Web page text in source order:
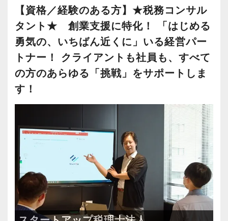
の成⻑を日々実感して頂けると思います。
自分が「将来こうなりたい」「こんな風に成⻑
したい」「こういうサービスを提供したい」と
いう夢を語れる若いパワーのある方を求めてい
ます。
新しい扉を開けるのはとても勇気がいることで
すが、輝ける未来のために一歩を踏み出して一
【現役スタッフの声】
インターンから新卒で入社しました。
インターン時代は「ここまでやるの！？」とい
うくらい実践に近い形の業務を任されて大変な1
年でしたが、だからこそ実力がつき達成感を得
【定期的な班替えや席替えで、より多くのこと
を学べる体制！】
当社ではフリーアドレスと固定席を併用しなが
ら業務を行っています。
そのなかで定期的な席替えやチームの班替えを
実施。得意分野や経験の異なる様々な人と一緒
に仕事を行うことで、より柔軟かつ多彩なノウ
ハウや知識を身に付けられる体制を整えていま
す。
また関西・関東とそれぞれの拠点での交流もあ
り、オンライン・オフラインを問わず気軽に話
し合える社風です。
【各種社会保険完備、ユニークな手当制度あ
り】
度のペースでご訪問することができます。
また、近隣のお客様へも訪問は3カ月に一度にな
っています。
お客様と対面でお話する機会を大事にしたい
方。その上で、効率も重視しながら働きたい方
には最適です！
しかし、今後グループ会社で金融事業（IFA）を
開始する予定のため、当該事業とのシナジーを
高められるよう今後は顧問業務も積極的に増や
す予定です。そのために今回経験者を募集させ
ていただくことに致しました。
弊社では月次顧問、決算作業、申告書作成、相
談対応などの基本業務に加えて、組織再編に関
する業務もあり、難しい論点にも積極的に対応
（チームで対応）しております。
お客様と打ち合わせする際には、基本的に有資
格者が同行する体制を整えており、訪問につい
ては多くても原則月１回/社で対応しています。
【資格／経験のある方】★税務コンサル
タント★ 創業支援に特化！ 「はじめる
勇気の、いちばん近くに」いる経営パー
トナー！ クライアントも社員も、すべて
の方のあらゆる「挑戦」をサポートしま
す！